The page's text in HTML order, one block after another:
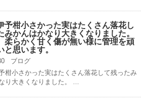
予柑小さかった実はたくさん落花し
みかんはかなり大きくなりました。
柔らかく甘く傷が無い様に管理を頑
と思います。
ブログ
柑小さかった実はたくさん落花して残ったみ
り大きくなりました。 ...